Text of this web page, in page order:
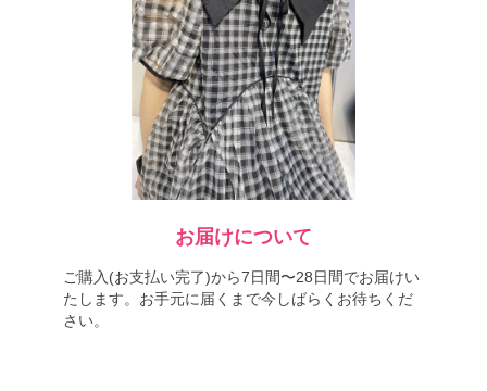
お届けについて
ご購入(お支払い完了)から7日間〜28日間でお届けい
たします。お手元に届くまで今しばらくお待ちくだ
さい。